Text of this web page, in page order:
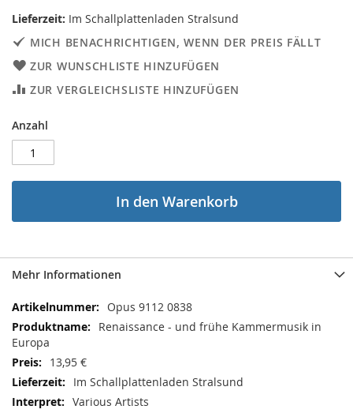
Lieferzeit: Im Schallplattenladen Stralsund
MICH BENACHRICHTIGEN, WENN DER PREIS FÄLLT
ZUR WUNSCHLISTE HINZUFÜGEN
ZUR VERGLEICHSLISTE HINZUFÜGEN
Anzahl
In den Warenkorb
Mehr Informationen
Mehr
Informationen
Opus 9112 0838
Renaissance - und frühe Kammermusik in
Europa
13,95 €
Im Schallplattenladen Stralsund
Various Artists